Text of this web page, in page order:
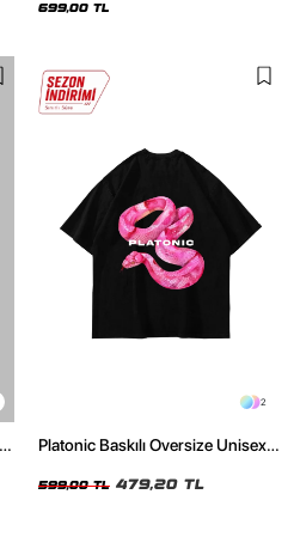
699,00 TL
2
Platonic Baskılı Oversize Unisex
599,00 TL 479,20 TL